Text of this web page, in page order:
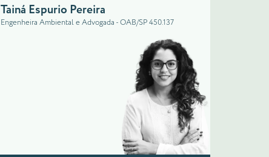
Tainá Espurio Pereira
Engenheira Ambiental e Advogada - OAB/SP 450.137